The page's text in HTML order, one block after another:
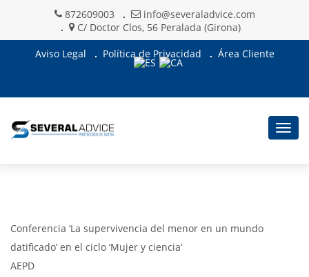
872609003
info@severaladvice.com
C/ Doctor Clos, 56 Peralada (Girona)
Aviso Legal
Política de Privacidad Área Cliente
Conferencia ‘La supervivencia del menor en un mundo
datificado’ en el ciclo ‘Mujer y ciencia’
AEPD